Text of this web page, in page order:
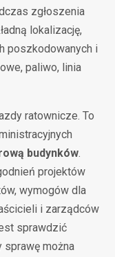
zgłoszenia
lokalizację,
poszkodowanych i
paliwo, linia
ratownicze. To
budynków.
projektów
wymogów dla
i zarządców
sprawdzić
można